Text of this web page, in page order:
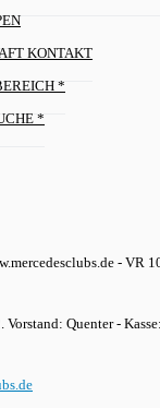
KONTAKT
*
*
- VR
Vorstand: Quenter -